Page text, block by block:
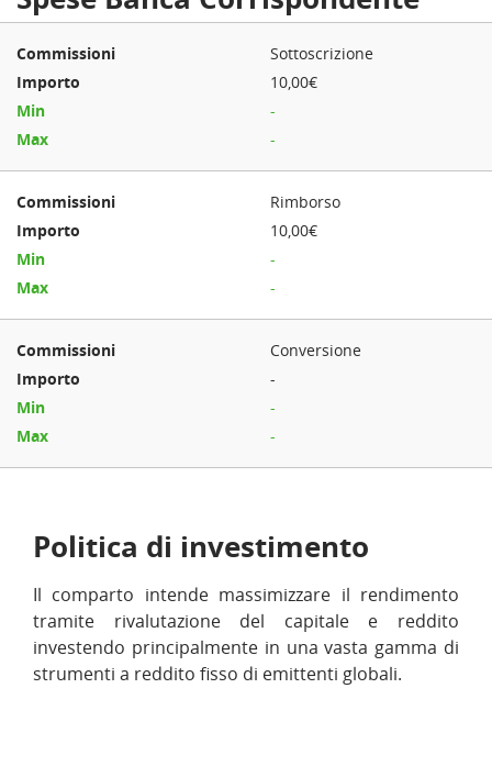
Sottoscrizione
10,00€
-
-
Rimborso
10,00€
-
-
Conversione
-
-
-
Politica di investimento
Il comparto intende massimizzare il rendimento
tramite rivalutazione del capitale e reddito
investendo principalmente in una vasta gamma di
strumenti a reddito fisso di emittenti globali.